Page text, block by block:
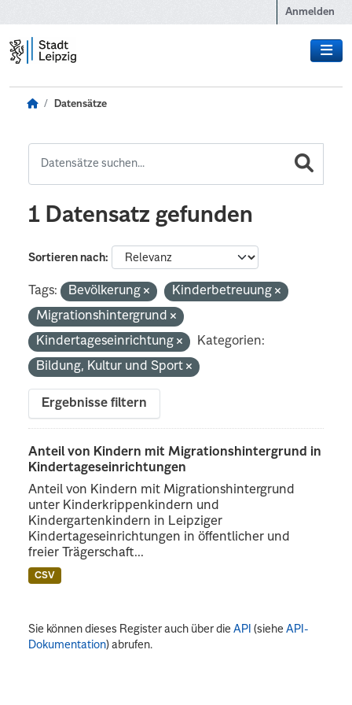
Anmelden
Datensätze
1 Datensatz gefunden
Sortieren nach
Tags: Bevölkerung
Kinderbetreuung
Migrationshintergrund
Kindertageseinrichtung
Kategorien:
Bildung, Kultur und Sport
Ergebnisse filtern
Anteil von Kindern mit Migrationshintergrund in
Kindertageseinrichtungen
Anteil von Kindern mit Migrationshintergrund
unter Kinderkrippenkindern und
Kindergartenkindern in Leipziger
Kindertageseinrichtungen in öffentlicher und
freier Trägerschaft...
CSV
Sie können dieses Register auch über dieAPI (sieheAPI-
Dokumentation) abrufen.